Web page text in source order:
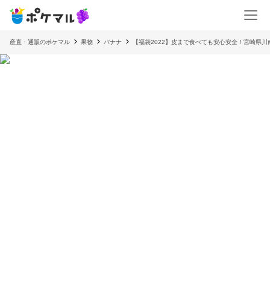
産直・通販のポケマル 果物 バナナ 【福袋2022】皮まで食べても安心安全！宮崎県